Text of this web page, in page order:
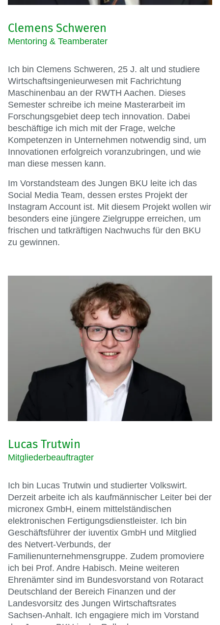
Clemens Schweren
Mentoring & Teamberater
Ich bin Clemens Schweren, 25 J. alt und studiere
Wirtschaftsingenieurwesen mit Fachrichtung
Maschinenbau an der RWTH Aachen. Dieses
Semester schreibe ich meine Masterarbeit im
Forschungsgebiet deep tech innovation. Dabei
beschäftige ich mich mit der Frage, welche
Kompetenzen in Unternehmen notwendig sind, um
Innovationen erfolgreich voranzubringen, und wie
man diese messen kann.
Im Vorstandsteam des Jungen BKU leite ich das
Social Media Team, dessen erstes Projekt der
Instagram Account ist. Mit diesem Projekt wollen wir
besonders eine jüngere Zielgruppe erreichen, um
frischen und tatkräftigen Nachwuchs für den BKU
zu gewinnen.
Lucas Trutwin
Mitgliederbeauftragter
Ich bin Lucas Trutwin und studierter Volkswirt.
Derzeit arbeite ich als kaufmännischer Leiter bei der
micronex GmbH, einem mittelständischen
elektronischen Fertigungsdienstleister. Ich bin
Geschäftsführer der iuventix GmbH und Mitglied
des Netvert-Verbunds, der
Familienunternehmensgruppe. Zudem promoviere
ich bei Prof. Andre Habisch. Meine weiteren
Ehrenämter sind im Bundesvorstand von Rotaract
Deutschland der Bereich Finanzen und der
Landesvorsitz des Jungen Wirtschaftsrates
Sachsen-Anhalt. Ich engagiere mich im Vorstand